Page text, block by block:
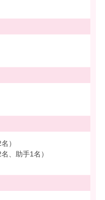
）
、助手1名）